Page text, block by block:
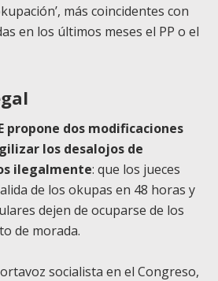
más coincidentes con
en los últimos meses el PP o el
propone dos modificaciones
los desalojos de
ilegalmente: que los jueces
de los okupas en 48 horas y
dejen de ocuparse de los
de morada.
socialista en el Congreso,